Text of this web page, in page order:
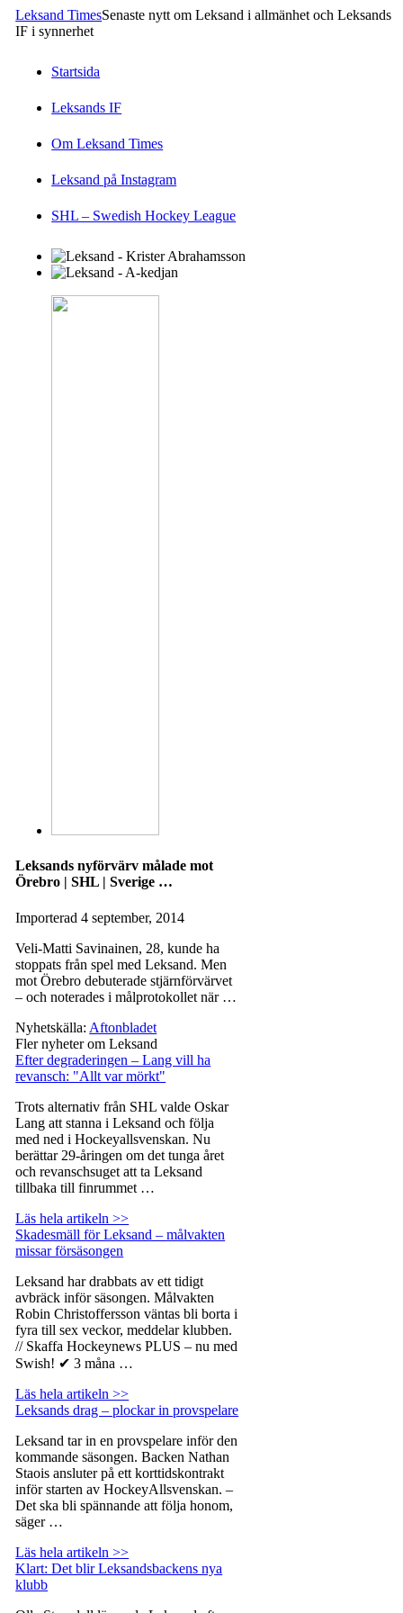
Leksand TimesSenaste nytt om Leksand i allmänhet och Leksands
IF i synnerhet
Startsida
Leksands IF
Om Leksand Times
Leksand på Instagram
SHL – Swedish Hockey League
Leksands nyförvärv målade mot
Örebro | SHL | Sverige …
Importerad4 september, 2014
Veli-Matti Savinainen, 28, kunde ha
stoppats från spel med Leksand. Men
mot Örebro debuterade stjärnförvärvet
– och noterades i målprotokollet när …
Nyhetskälla: Aftonbladet
Fler nyheter om Leksand
Efter degraderingen – Lang vill ha
revansch: "Allt var mörkt"
Trots alternativ från SHL valde Oskar
Lang att stanna i Leksand och följa
med ned i Hockeyallsvenskan. Nu
berättar 29-åringen om det tunga året
och revanschsuget att ta Leksand
tillbaka till finrummet …
Läs hela artikeln >>
Skadesmäll för Leksand – målvakten
missar försäsongen
Leksand har drabbats av ett tidigt
avbräck inför säsongen. Målvakten
Robin Christoffersson väntas bli borta i
fyra till sex veckor, meddelar klubben.
// Skaffa Hockeynews PLUS – nu med
Swish! ✔ 3 måna …
Läs hela artikeln >>
Leksands drag – plockar in provspelare
Leksand tar in en provspelare inför den
kommande säsongen. Backen Nathan
Staois ansluter på ett korttidskontrakt
inför starten av HockeyAllsvenskan. –
Det ska bli spännande att följa honom,
säger …
Läs hela artikeln >>
Klart: Det blir Leksandsbackens nya
klubb